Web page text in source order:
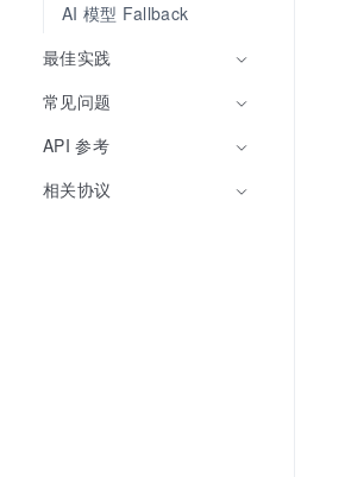
AI 模型 Fallback
最佳实践
常见问题
API 参考
相关协议